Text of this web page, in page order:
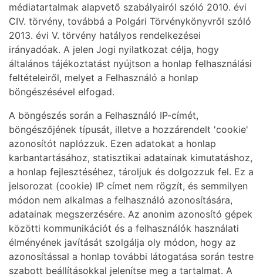
médiatartalmak alapvető szabályairól szóló 2010. évi
CIV. törvény, továbbá a Polgári Törvénykönyvről szóló
2013. évi V. törvény hatályos rendelkezései
irányadóak. A jelen Jogi nyilatkozat célja, hogy
általános tájékoztatást nyújtson a honlap felhasználási
feltételeiről, melyet a Felhasználó a honlap
böngészésével elfogad.
A böngészés során a Felhasználó IP-címét,
böngészőjének típusát, illetve a hozzárendelt 'cookie'
azonosítót naplózzuk. Ezen adatokat a honlap
karbantartásához, statisztikai adatainak kimutatáshoz,
a honlap fejlesztéséhez, tároljuk és dolgozzuk fel. Ez a
jelsorozat (cookie) IP címet nem rögzít, és semmilyen
módon nem alkalmas a felhasználó azonosítására,
adatainak megszerzésére. Az anonim azonosító gépek
közötti kommunikációt és a felhasználók használati
élményének javítását szolgálja oly módon, hogy az
azonosítással a honlap további látogatása során testre
szabott beállításokkal jelenítse meg a tartalmat. A